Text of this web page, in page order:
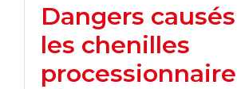
Dangers
les chenilles